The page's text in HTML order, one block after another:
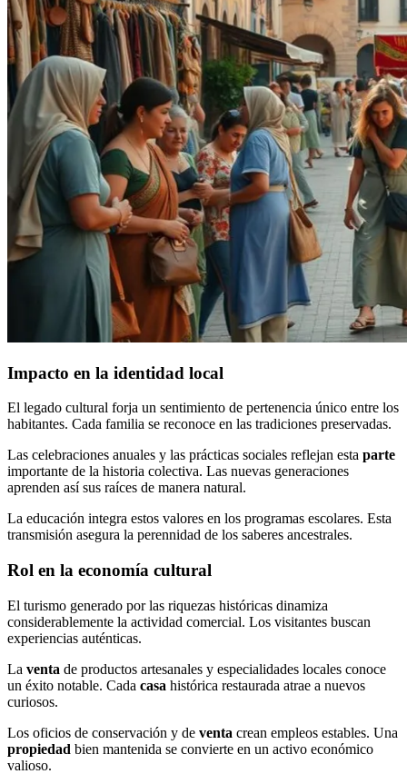
Impacto en la identidad local
El legado cultural forja un sentimiento de pertenencia único entre los
habitantes. Cada familia se reconoce en las tradiciones preservadas.
Las celebraciones anuales y las prácticas sociales reflejan esta parte
importante de la historia colectiva. Las nuevas generaciones
aprenden así sus raíces de manera natural.
La educación integra estos valores en los programas escolares. Esta
transmisión asegura la perennidad de los saberes ancestrales.
Rol en la economía cultural
El turismo generado por las riquezas históricas dinamiza
considerablemente la actividad comercial. Los visitantes buscan
experiencias auténticas.
La venta de productos artesanales y especialidades locales conoce
un éxito notable. Cada casa histórica restaurada atrae a nuevos
curiosos.
Los oficios de conservación y de venta crean empleos estables. Una
propiedad bien mantenida se convierte en un activo económico
valioso.